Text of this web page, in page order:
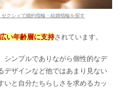
クシィで婚約指輪・結婚指輪を探す
い年齢層に支持されています。
シンプルでありながら個性的なデ
デザインなど他ではあまり見ない
いと自分たちらしさを求めるカッ